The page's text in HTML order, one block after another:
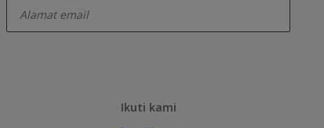
Ikuti kami